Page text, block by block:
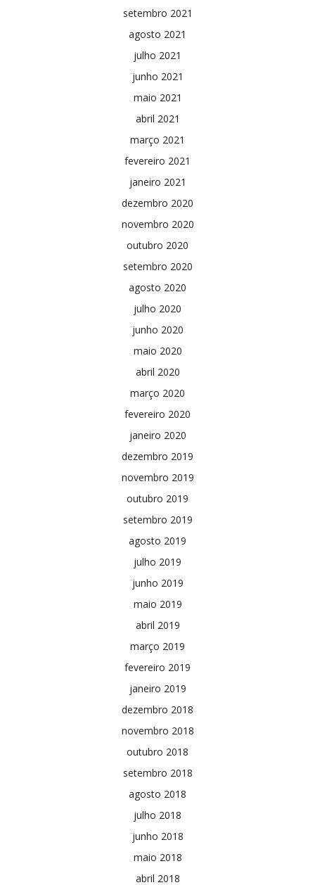
setembro 2021
agosto 2021
julho 2021
junho 2021
maio 2021
abril 2021
março 2021
fevereiro 2021
janeiro 2021
dezembro 2020
novembro 2020
outubro 2020
setembro 2020
agosto 2020
julho 2020
junho 2020
maio 2020
abril 2020
março 2020
fevereiro 2020
janeiro 2020
dezembro 2019
novembro 2019
outubro 2019
setembro 2019
agosto 2019
julho 2019
junho 2019
maio 2019
abril 2019
março 2019
fevereiro 2019
janeiro 2019
dezembro 2018
novembro 2018
outubro 2018
setembro 2018
agosto 2018
julho 2018
junho 2018
maio 2018
abril 2018